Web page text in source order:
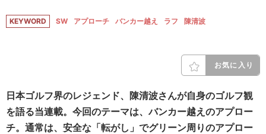
KEYWORD SW アプローチ バンカー越え ラフ 陳清波
お気に入り
日本ゴルフ界のレジェンド、陳清波さんが自身のゴルフ観
を語る当連載。 今回のテーマは、バンカー越えのアプロー
チ。 通常は、安全な「転がし」でグリーン周りのアプロー